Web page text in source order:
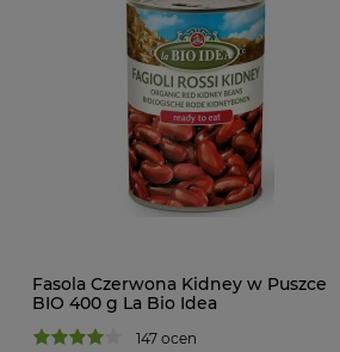
Fasola Czerwona Kidney w Puszce
BIO 400 g La Bio Idea
147 ocen